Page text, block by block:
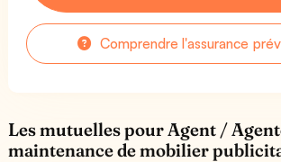
Comprendre l'assurance
Les mutuelles pour Agent /
maintenance de mobilier